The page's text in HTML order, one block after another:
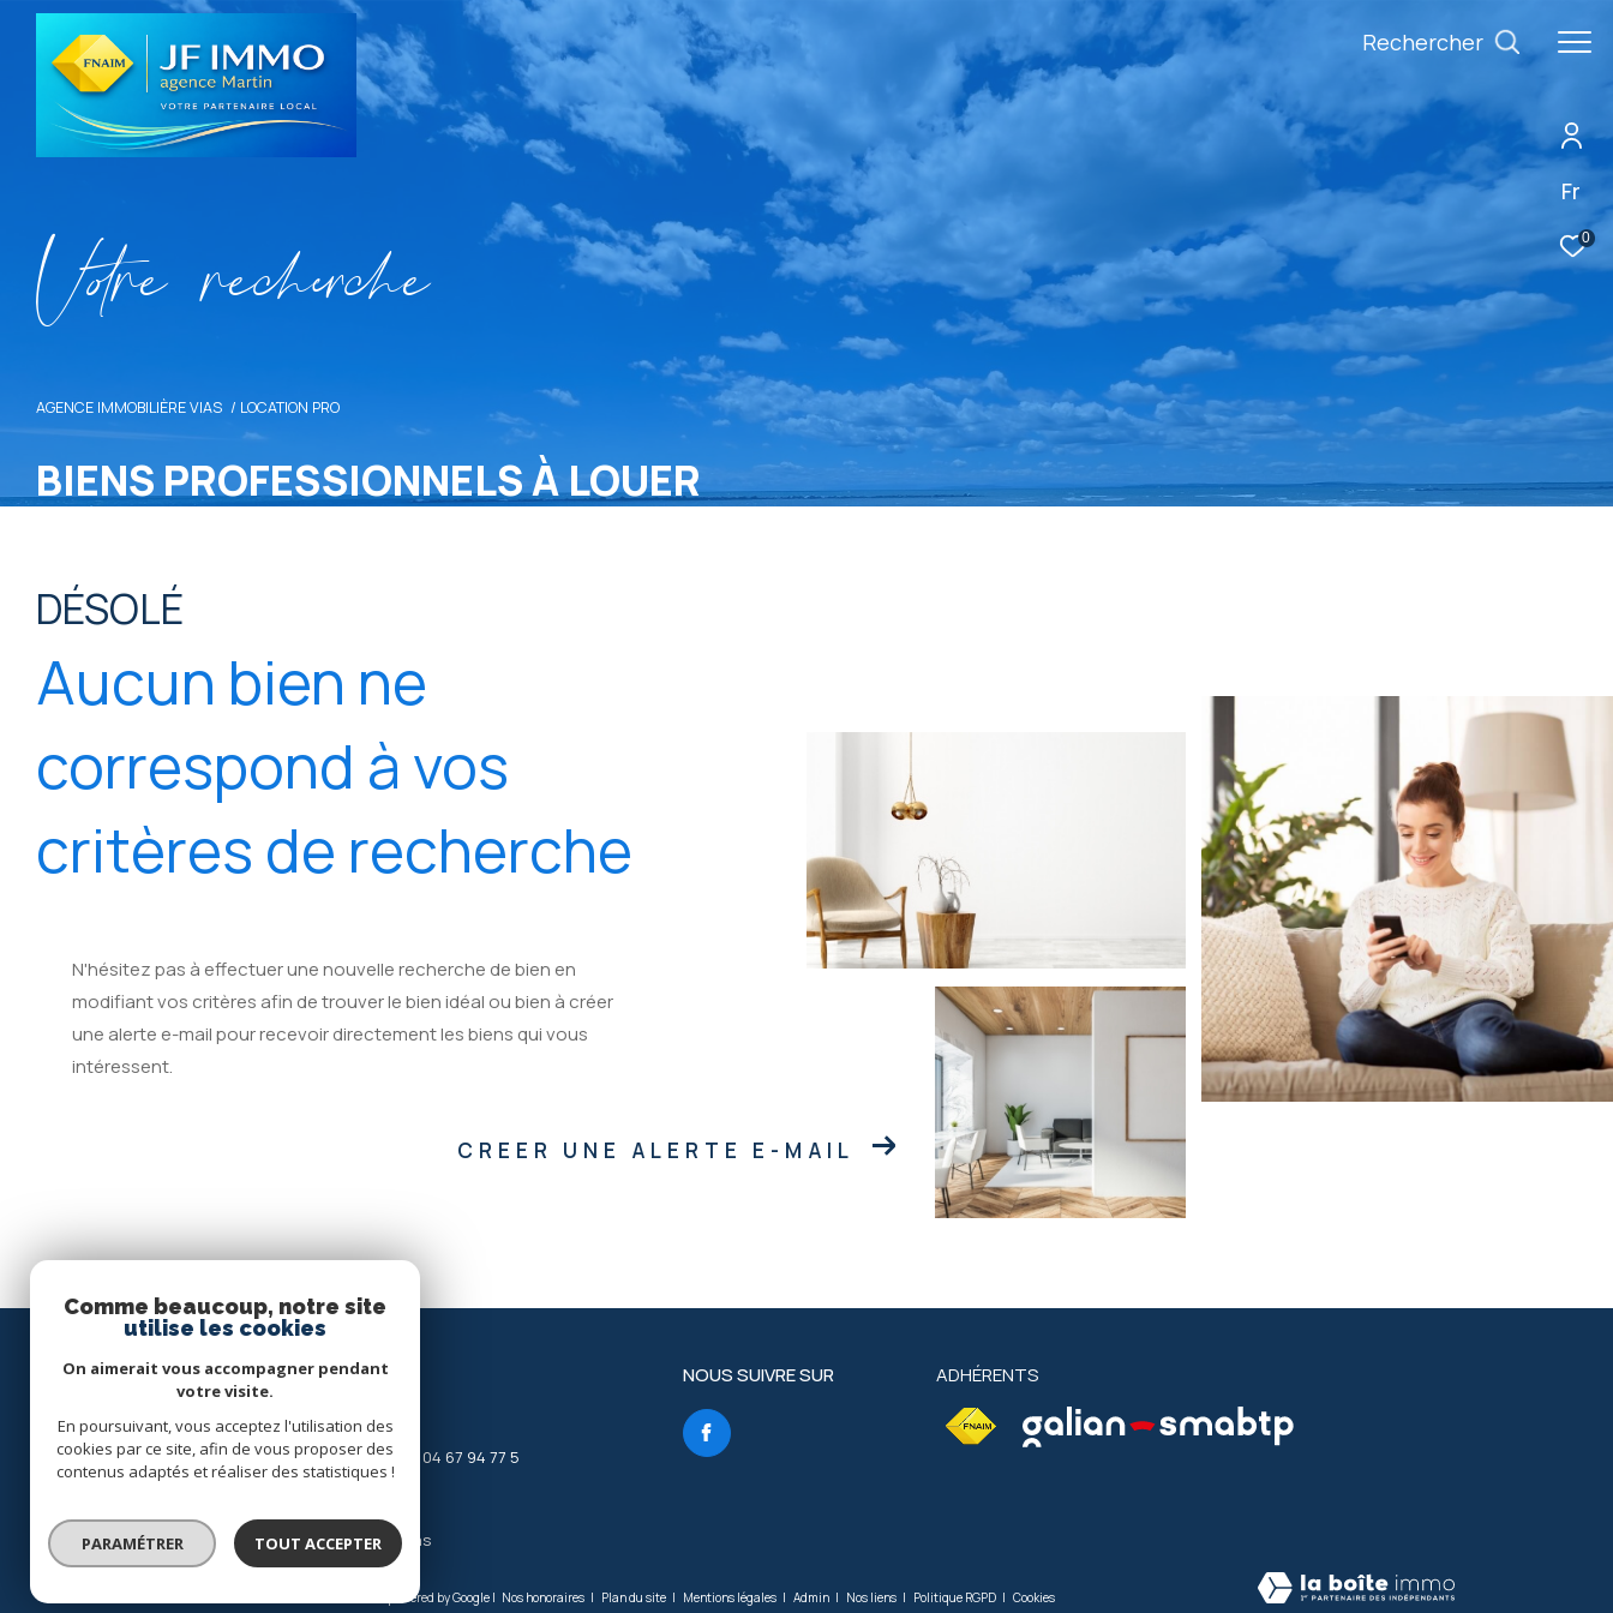
Fr
0
Rechercher
Vore recece
AGENCE IMMOBILIÈRE VIAS LOCATION PRO
BIENS PROFESSIONNELS À LOUER
DÉSOLÉ
Aucun bien ne
correspond à vos
critères de recherche
N'hésitez pas à effectuer une nouvelle recherche de bien en
modifiant vos critères afin de trouver le bien idéal ou bien à créer
une alerte e-mail pour recevoir directement les biens qui vous
intéressent.
CREER UNE ALERTE E-MAIL
AGENCE DE VAISON
Transaction :04 67 21 70 04
Gestion & Locations saisonnières : 04 67 94 77 5
6
51 boulevard de la Liberté34450 vias
NOUS SUIVRE SUR ADHÉRENTS
© 2026 | Tous droits réservés | Traduction powered by Google | Nos honoraires Plan du site Mentions légales Admin Nos liens Politique RGPD Cookies
Comme beaucoup, notre site
utilise les cookies
On aimerait vous accompagner pendant
votre visite.
En poursuivant, vous acceptez l'utilisation des
cookies par ce site, afin de vous proposer des
contenus adaptés et réaliser des statistiques !
PARAMÉTRER TOUT ACCEPTER